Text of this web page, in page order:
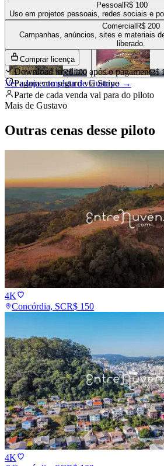
R$
R$ 100 R$
Ver a loja completa deGustavo →
Pessoal R$ 100
Uso em projetos pessoais, redes sociais e
Comercial R$ 200
Campanhas, anúncios, sites e materiais
liberado.
Comprar licença
Download imediato após o pagamento
Pagamento seguro via Stripe
Parte de cada venda vai para do piloto
Mais de Gustavo
Outras cenas desse piloto
4K
Concórdia, SCR$ 150
4K